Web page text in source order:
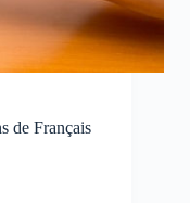
de Français